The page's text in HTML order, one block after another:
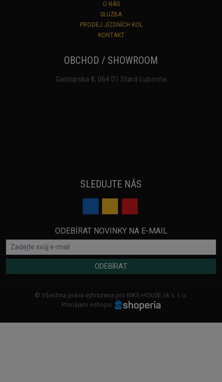
O NÁS
SLUŽBA
PRODEJ JÍZDNÍCH KOL
KONTAKT
OBCHOD / SHOWROOM
Garbiarska 8, 064 01 Stará Ľubovňa
SLEDUJTE NÁS
ODEBÍRAT NOVINKY NA E-MAIL
ODEBÍRAT
© Všechna práva vyhrazena pro BIKE-HOUSE.sk s. r. o.
Pronájem eshopu